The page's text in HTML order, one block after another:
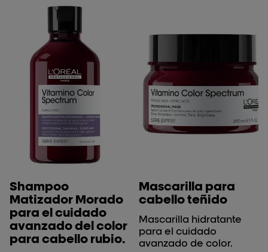
Shampoo
Matizador Morado
para el cuidado
avanzado del color
para cabello rubio.
Mascarilla para
cabello teñido
Mascarilla hidratante
para el cuidado
avanzado de color.